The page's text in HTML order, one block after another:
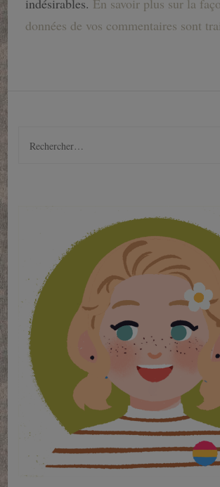
indésirables. En savoir plus sur la
données de vos commentaires sont
Rechercher :